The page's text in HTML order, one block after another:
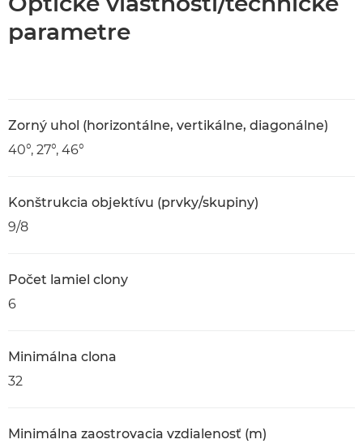
parametre
Zorný uhol (horizontálne, vertikálne, diagonálne)
40°, 27°, 46°
Konštrukcia objektívu (prvky/skupiny)
9/8
Počet lamiel clony
6
Minimálna clona
32
Minimálna zaostrovacia vzdialenosť (m)